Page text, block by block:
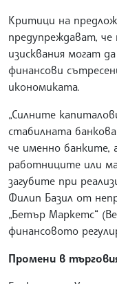
Критици на
предупреждават,
изисквания могат
финансови
икономиката.
„Силните
стабилната
че именно банките,
работниците или
загубите при
Филип Базил от
„Бетър Маркетс“
финансовото
Промени в